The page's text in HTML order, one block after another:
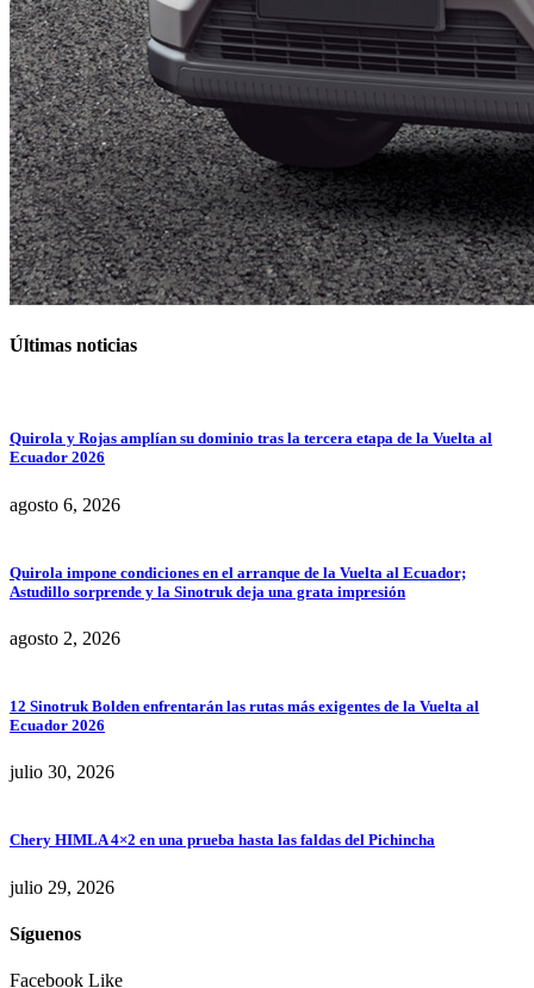
Últimas noticias
Quirola y Rojas amplían su dominio tras la tercera etapa de la Vuelta al
Ecuador 2026
agosto 6, 2026
Quirola impone condiciones en el arranque de la Vuelta al Ecuador;
Astudillo sorprende y la Sinotruk deja una grata impresión
agosto 2, 2026
12 Sinotruk Bolden enfrentarán las rutas más exigentes de la Vuelta al
Ecuador 2026
julio 30, 2026
Chery HIMLA 4×2 en una prueba hasta las faldas del Pichincha
julio 29, 2026
Síguenos
Facebook Like